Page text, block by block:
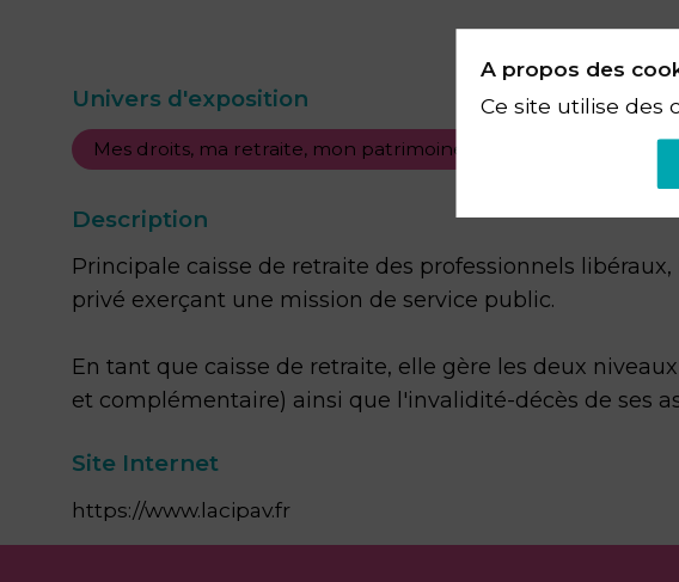
Univers d'exposition
Mes droits, ma retraite, mon patrimoine
Description
Principale caisse de retraite des professionnels
privé exerçant une mission de service public.
En tant que caisse de retraite, elle gère les deux
et complémentaire) ainsi que l'invalidité-décès de ses
Site Internet
https://www.lacipav.fr
A propos des
Ce site utilise des